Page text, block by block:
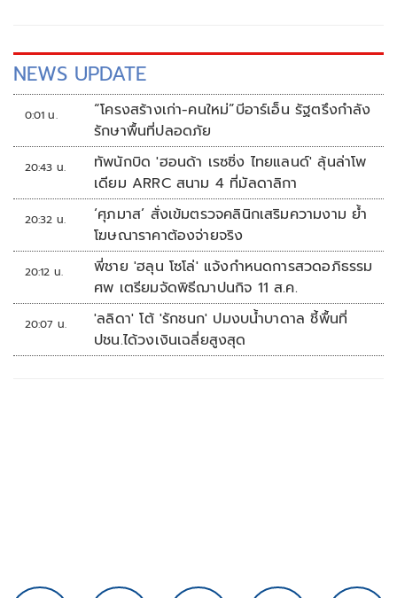
NEWS UPDATE
0:01 น.
“โครงสร้างเก่า-คนใหม่”บีอาร์เอ็น รัฐตรึงกำลัง
รักษาพื้นที่ปลอดภัย
20:43 น.
ทัพนักบิด 'ฮอนด้า เรซซิ่ง ไทยแลนด์' ลุ้นล่าโพ
เดียม ARRC สนาม 4 ที่มัลดาลิกา
20:32 น.
‘ศุภมาส’ สั่งเข้มตรวจคลินิกเสริมความงาม ย้ำ
โฆษณาราคาต้องจ่ายจริง
20:12 น.
พี่ชาย 'ฮลุน โซโล่' แจ้งกำหนดการสวดอภิธรรม
ศพ เตรียมจัดพิธีฌาปนกิจ 11 ส.ค.
20:07 น.
'ลลิดา' โต้ 'รักชนก' ปมงบน้ำบาดาล ชี้พื้นที่
ปชน.ได้วงเงินเฉลี่ยสูงสุด